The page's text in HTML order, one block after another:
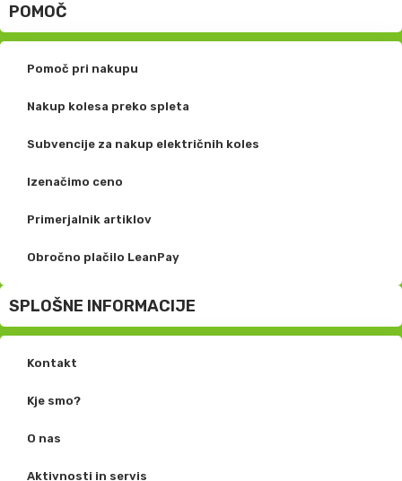
POMOČ
Pomoč pri nakupu
Nakup kolesa preko spleta
Subvencije za nakup električnih koles
Izenačimo ceno
Primerjalnik artiklov
Obročno plačilo LeanPay
SPLOŠNE INFORMACIJE
Kontakt
Kje smo?
O nas
Aktivnosti in servis